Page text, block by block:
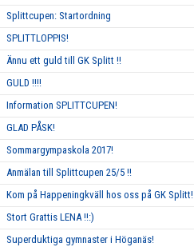
Splittcupen: Startordning
SPLITTLOPPIS!
Ännu ett guld till GK Splitt !!
GULD !!!!
Information SPLITTCUPEN!
GLAD PÅSK!
Sommargympaskola 2017!
Anmälan till Splittcupen 25/5 !!
Kom på Happeningkväll hos oss på GK Splitt!
Stort Grattis LENA !!:)
Superduktiga gymnaster i Höganäs!